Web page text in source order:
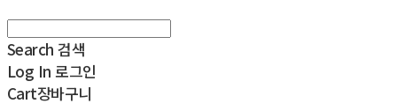
Search 검색
Log In 로그인
Cart장바구니